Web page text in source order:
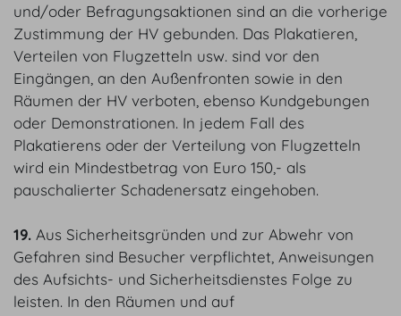
und/oder Befragungsaktionen sind an die vorherige
Zustimmung der HV gebunden. Das Plakatieren,
Verteilen von Flugzetteln usw. sind vor den
Eingängen, an den Außenfronten sowie in den
Räumen der HV verboten, ebenso Kundgebungen
oder Demonstrationen. In jedem Fall des
Plakatierens oder der Verteilung von Flugzetteln
wird ein Mindestbetrag von Euro 150,- als
pauschalierter Schadenersatz eingehoben.
19. Aus Sicherheitsgründen und zur Abwehr von
Gefahren sind Besucher verpflichtet, Anweisungen
des Aufsichts- und Sicherheitsdienstes Folge zu
leisten. In den Räumen und auf